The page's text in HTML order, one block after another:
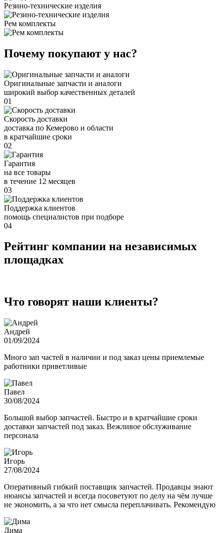
Резино-технические изделия
Рем комплекты
Почему покупают у нас?
Оригинальные запчасти и аналоги
широкий выбор качественных деталей
01
Скорость доставки
доставка по Кемерово и области
в кратчайшие сроки
02
Гарантия
на все товары
в течение 12 месяцев
03
Поддержка клиентов
помощь специалистов при подборе
04
Рейтинг компании на независимых
площадках
Что говорят наши клиенты?
Андрей
01/09/2024
Много зап частей в наличии и под заказ цены приемлемые
работники приветливые
Павел
30/08/2024
Большой выбор запчастей. Быстро и в кратчайшие сроки
доставки запчастей под заказ. Вежливое обслуживание
персонала
Игорь
27/08/2024
Оперативный гибкий поставщик запчастей. Продавцы знают
нюансы запчастей и всегда посоветуют по делу на чём лучше
не экономить, а за что нет смысла переплачивать. Рекомендую
Дима